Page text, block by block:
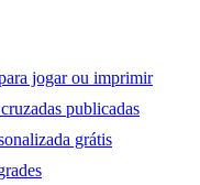
jogar ou imprimir
publicadas
grátis